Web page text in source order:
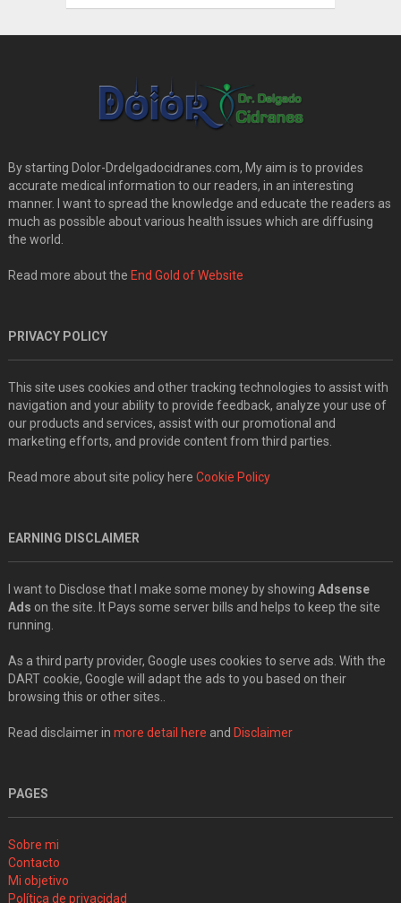
By starting Dolor-Drdelgadocidranes.com, My aim is to provides
accurate medical information to our readers, in an interesting
manner. I want to spread the knowledge and educate the readers as
much as possible about various health issues which are diffusing
the world.
Read more about the End Gold of Website
PRIVACY POLICY
This site uses cookies and other tracking technologies to assist with
navigation and your ability to provide feedback, analyze your use of
our products and services, assist with our promotional and
marketing efforts, and provide content from third parties.
Read more about site policy here Cookie Policy
EARNING DISCLAIMER
I want to Disclose that I make some money by showing Adsense
Ads on the site. It Pays some server bills and helps to keep the site
running.
As a third party provider, Google uses cookies to serve ads. With the
DART cookie, Google will adapt the ads to you based on their
browsing this or other sites..
Read disclaimer in more detail here and Disclaimer
PAGES
Sobre mi
Contacto
Mi objetivo
Política de privacidad